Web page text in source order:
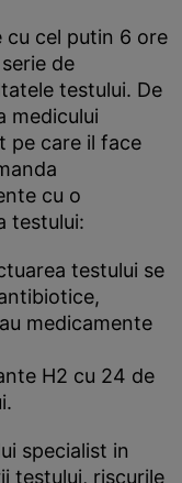
cu cel putin 6 ore
de
testului. De
medicului
pe care il face
cu o
testului:
testului se
medicamente
H2 cu 24 de
specialist in
testului, riscurile